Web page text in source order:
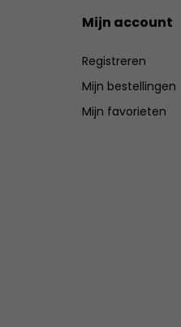
Mijn account
Registreren
Mijn bestellingen
Mijn favorieten